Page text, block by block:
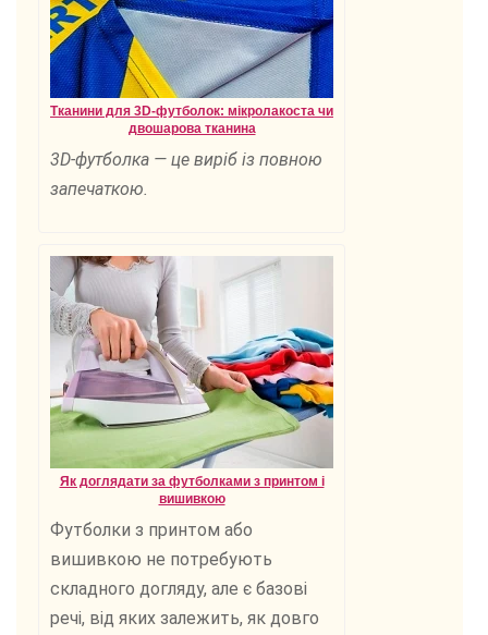
Тканини для 3D-футболок: мікролакоста чи
двошарова тканина
3D-футболка — це виріб із повною
запечаткою.
Як доглядати за футболками з принтом і
вишивкою
Футболки з принтом або
вишивкою не потребують
складного догляду, але є базові
речі, від яких залежить, як довго